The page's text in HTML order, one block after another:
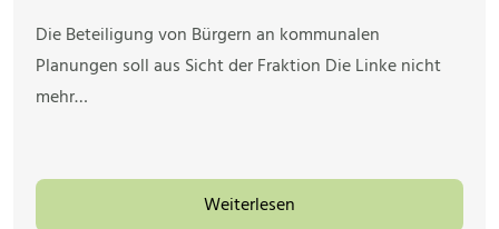
Die Beteiligung von Bürgern an kommunalen
Planungen soll aus Sicht der Fraktion Die Linke nicht
mehr…
Weiterlesen